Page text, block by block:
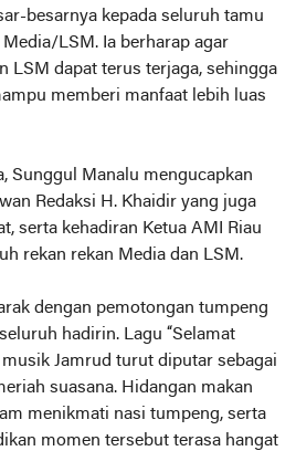
besarnya kepada seluruh tamu
Media/LSM. Ia berharap agar
LSM dapat terus terjaga, sehingga
memberi manfaat lebih luas
Sunggul Manalu mengucapkan
Redaksi H. Khaidir yang juga
serta kehadiran Ketua AMI Riau
rekan rekan Media dan LSM.
dengan pemotongan tumpeng
hadirin. Lagu “Selamat
Jamrud turut diputar sebagai
suasana. Hidangan makan
menikmati nasi tumpeng, serta
momen tersebut terasa hangat